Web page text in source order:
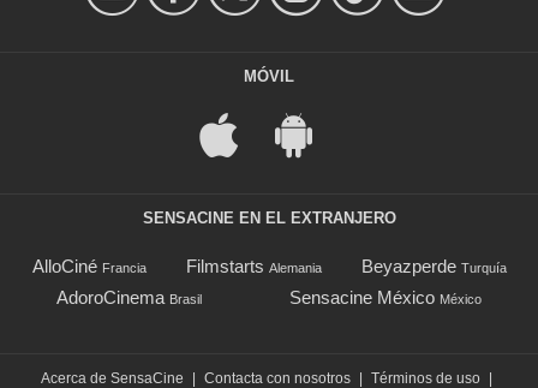
MÓVIL
SENSACINE EN EL EXTRANJERO
AlloCiné Francia Filmstarts Alemania Beyazperde Turquía
AdoroCinema Brasil Sensacine México México
Acerca de SensaCine | Contacta con nosotros | Términos de uso |